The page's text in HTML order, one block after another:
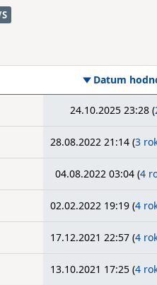
Datum
24.10.2025 23:28 (
28.08.2022 21:14 (3
04.08.2022 03:04 (4
02.02.2022 19:19 (4
17.12.2021 22:57 (4
13.10.2021 17:25 (4